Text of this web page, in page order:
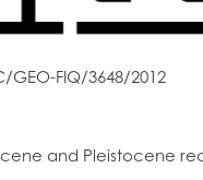
GEO-FIQ/3648/2012
and Pleistocene